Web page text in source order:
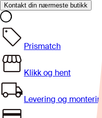
Kontakt din nærmeste butikk
Prismatch
Klikk og hent
Levering og montering